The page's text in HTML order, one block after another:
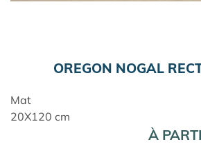
OREGON NOGAL
Mat
20X120 cm
À